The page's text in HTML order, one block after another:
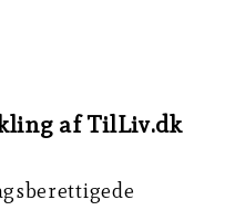
af TilLiv.dk